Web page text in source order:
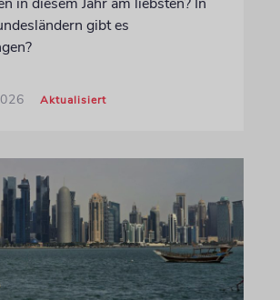
gibt es
Aktualisiert